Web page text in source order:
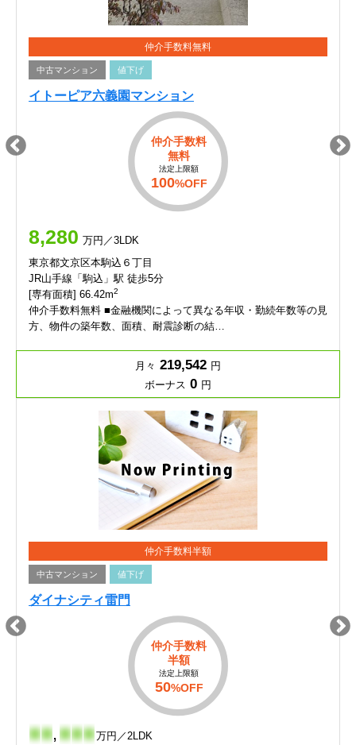
仲介手数料無料
中古マンション 値下げ
イトーピア六義園マンション
仲介手数料
無料
法定上限額
100%OFF
8,280 万円／3LDK
東京都文京区本駒込６丁目
JR山手線「駒込」駅 徒歩5分
[専有面積] 66.42m2
仲介手数料無料 ■金融機関によって異なる年収・勤続年数等の見
方、物件の築年数、面積、耐震診断の結…
月々 219,542 円
ボーナス 0 円
仲介手数料半額
中古マンション 値下げ
ダイナシティ雷門
仲介手数料
半額
法定上限額
50%OFF
- - ,- - - 万円／2LDK